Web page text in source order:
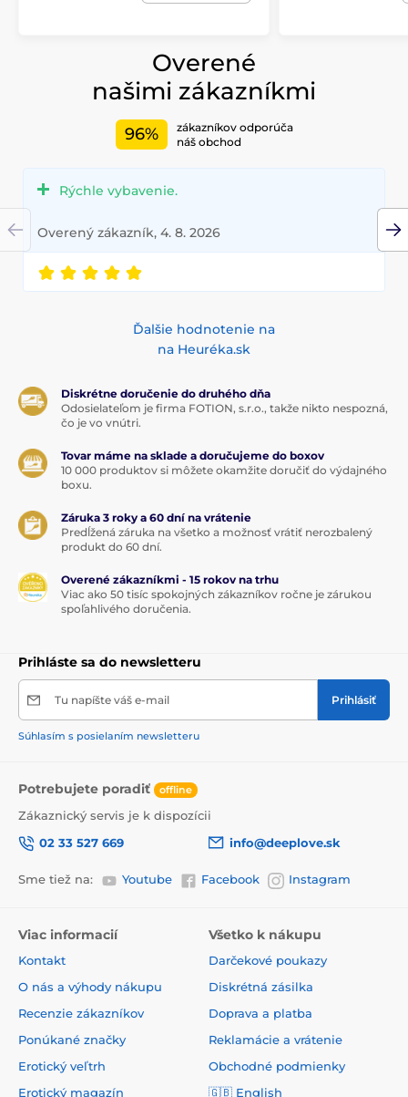
Overené
našimi zákazníkmi
96%
zákazníkov odporúča
náš obchod
Rýchle vybavenie.
Overený zákazník, 4. 8. 2026
Ďalšie hodnotenie na
na Heuréka.sk
Diskrétne doručenie do druhého dňa
Odosielateľom je firma FOTION, s.r.o., takže nikto nespozná,
čo je vo vnútri.
Tovar máme na sklade a doručujeme do boxov
10 000 produktov si môžete okamžite doručiť do výdajného
boxu.
Záruka 3 roky a 60 dní na vrátenie
Predĺžená záruka na všetko a možnosť vrátiť nerozbalený
produkt do 60 dní.
Overené zákazníkmi - 15 rokov na trhu
Viac ako 50 tisíc spokojných zákazníkov ročne je zárukou
spoľahlivého doručenia.
Prihláste sa do newsletteru
Tu napíšte váš e-mail Prihlásiť
Súhlasím s posielaním newsletteru
Potrebujete poradiť offline
Zákaznický servis je k dispozícii
02 33 527 669
info@deeplove.sk
Sme tiež na: Youtube Facebook Instagram
Viac informacií
Kontakt
O nás a výhody nákupu
Recenzie zákazníkov
Ponúkané značky
Erotický veľtrh
Erotický magazín
Všetko k nákupu
Darčekové poukazy
Diskrétná zásilka
Doprava a platba
Reklamácie a vrátenie
Obchodné podmienky
🇬🇧 English